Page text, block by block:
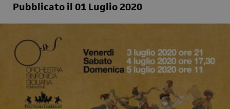
Pubblicato il 01 Luglio 2020